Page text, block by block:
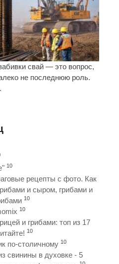
свай — это вопрос,
не последнюю роль.
10
рецепты с фото. Как
и сыром, грибами и
10
10
и грибами: топ из 17
10
по-столичному 10
свинины в духовке - 5